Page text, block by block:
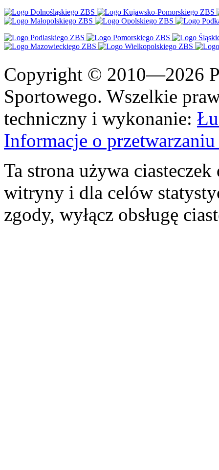
Copyright © 2010—2026
Sportowego. Wszelkie
techniczny i wykonanie:
Informacje o
Ta strona używa
witryny i dla celów
zgody, wyłącz obsługę